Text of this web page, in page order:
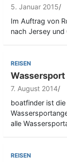
5. Januar 2015
Im Auftrag von
nach Jersey
REISEN
Wassersport
7. August 2014
boatfinder ist
alle
REISEN